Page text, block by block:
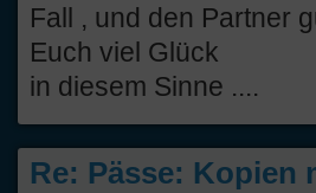
Fall , und den Partner
Euch viel Glück
in diesem Sinne ....
Re: Pässe: Kopien